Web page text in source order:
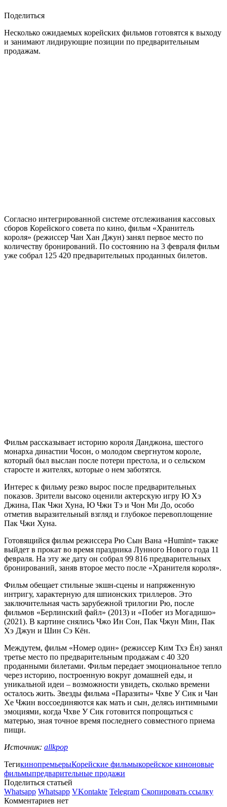
Поделиться
Несколько ожидаемых корейских фильмов готовятся к выходу
и занимают лидирующие позиции по предварительным
продажам.
Согласно интегрированной системе отслеживания кассовых
сборов Корейского совета по кино, фильм «Хранитель
короля» (режиссер Чан Хан Джун) занял первое место по
количеству бронирований. По состоянию на 3 февраля фильм
уже собрал 125 420 предварительных проданных билетов.
Фильм рассказывает историю короля Данджона, шестого
монарха династии Чосон, о молодом свергнутом короле,
который был выслан после потери престола, и о сельском
старосте и жителях, которые о нем заботятся.
Интерес к фильму резко вырос после предварительных
показов. Зрители высоко оценили актерскую игру Ю Хэ
Джина, Пак Чжи Хуна, Ю Чжи Тэ и Чон Ми До, особо
отметив выразительный взгляд и глубокое перевоплощение
Пак Чжи Хуна.
Готовящийся фильм режиссера Рю Сын Вана «Humint» также
выйдет в прокат во время праздника Лунного Нового года 11
февраля. На эту же дату он собрал 99 816 предварительных
бронирований, заняв второе место после «Хранителя короля».
Фильм обещает стильные экшн-сцены и напряженную
интригу, характерную для шпионских триллеров. Это
заключительная часть зарубежной трилогии Рю, после
фильмов «Берлинский файл» (2013) и «Побег из Могадишо»
(2021). В картине снялись Чжо Ин Сон, Пак Чжун Мин, Пак
Хэ Джун и Шин Сэ Кён.
Междутем, фильм «Номер один» (режиссер Ким Тхэ Ён) занял
третье место по предварительным продажам с 40 320
проданными билетами. Фильм передает эмоциональное тепло
через историю, построенную вокруг домашней еды, и
уникальной идеи – возможности увидеть, сколько времени
осталось жить. Звезды фильма «Паразиты» Чхве У Сик и Чан
Хе Чжин воссоединяются как мать и сын, делясь интимными
эмоциями, когда Чхве У Сик готовится попрощаться с
матерью, зная точное время последнего совместного приема
пищи.
Источник: allkpop
ТегикинопремьерыКорейские фильмыкорейское киноновые
фильмыпредварительные продажи
Поделиться статьей
Whatsapp Whatsapp VKontakte Telegram Скопировать ссылку
Комментариев нет